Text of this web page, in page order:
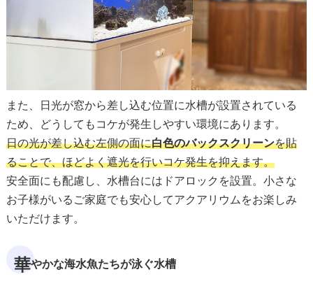
また、日光が窓から差し込む位置に水槽が設置されている
ため、どうしてもコケが発生しやすい環境にあります。
日の光が差し込む左側の面に白色のバックスクリーンを貼
ることで、ほどよく遮光を行いコケ発生を抑えます。
安全面にも配慮し、水槽台にはドアロックを設置。小さな
お子様がいるご家庭でも安心してアクアリウムをお楽しみ
いただけます。
華やかな海水魚たちが泳ぐ水槽